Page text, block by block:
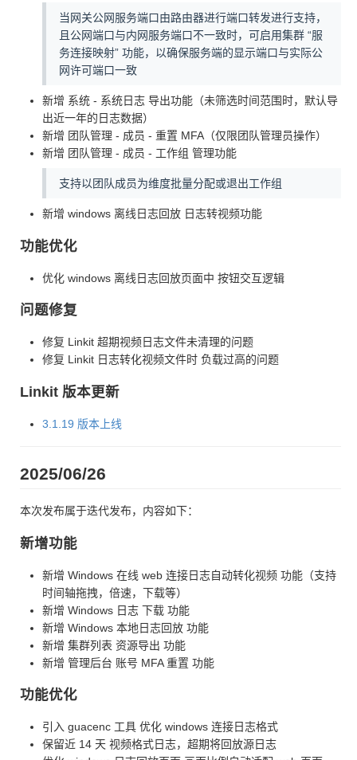
当网关公网服务端口由路由器进行端口转发进行支持，
且公网端口与内网服务端口不一致时，可启用集群 “服
务连接映射” 功能，以确保服务端的显示端口与实际公
网许可端口一致
新增 系统 - 系统日志 导出功能（未筛选时间范围时，默认导
出近一年的日志数据）
新增 团队管理 - 成员 - 重置 MFA（仅限团队管理员操作）
新增 团队管理 - 成员 - 工作组 管理功能
支持以团队成员为维度批量分配或退出工作组
新增 windows 离线日志回放 日志转视频功能
功能优化
优化 windows 离线日志回放页面中 按钮交互逻辑
问题修复
修复 Linkit 超期视频日志文件未清理的问题
修复 Linkit 日志转化视频文件时 负载过高的问题
Linkit 版本更新
3.1.19 版本上线
2025/06/26
本次发布属于迭代发布，内容如下：
新增功能
新增 Windows 在线 web 连接日志自动转化视频 功能（支持
时间轴拖拽，倍速，下载等）
新增 Windows 日志 下载 功能
新增 Windows 本地日志回放 功能
新增 集群列表 资源导出 功能
新增 管理后台 账号 MFA 重置 功能
功能优化
引入 guacenc 工具 优化 windows 连接日志格式
保留近 14 天 视频格式日志，超期将回放源日志